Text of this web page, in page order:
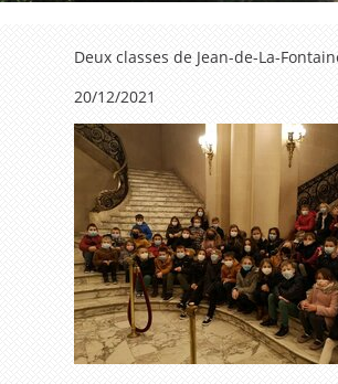
Deux classes de Jean-de-La-
20/12/2021